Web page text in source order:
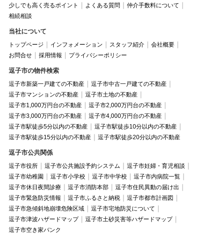
少しでも高く売るポイント
よくある質問
仲介手数料について
相続相談
当社について
トップページ インフォメーション スタッフ紹介
会社概要
お問合せ
採用情報 プライバシーポリシー
逗子市の物件検索
逗子市新築一戸建ての不動産
逗子市中古一戸建ての不動産
逗子市マンションの不動産
逗子市土地の不動産
逗子市1,000万円台の不動産
逗子市2,000万円台の不動産
逗子市3,000万円台の不動産
逗子市4,000万円台の不動産
逗子市駅徒歩5分以内の不動産
逗子市駅徒歩10分以内の不動産
逗子市駅徒歩15分以内の不動産
逗子市駅徒歩20分以内の不動産
逗子市公共関係
逗子市役所 逗子市公共施設予約システム
逗子市妊婦・育児相談
逗子市幼稚園
逗子市小学校 逗子市中学校
逗子市内病院一覧
逗子市休日夜間診療
逗子市消防本部
逗子市住民異動の届け出
逗子市緊急防災情報
逗子市ふるさと納税
逗子市都市計画図
逗子市急傾斜地崩壊危険区域
逗子市宅地防災について
逗子市津波ハザードマップ
逗子市土砂災害等ハザードマップ
逗子市空き家バンク